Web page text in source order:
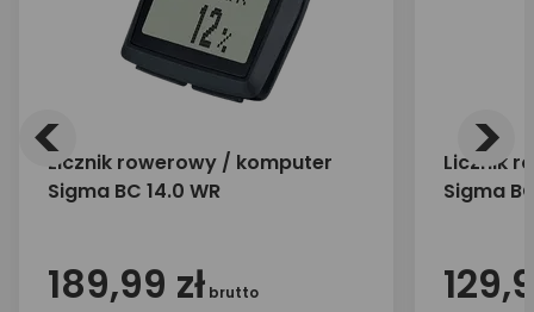
Licznik rowerowy / komputer
Sigma BC 14.0 WR
189,99 zł brutto
Licznik
Sigma
< >